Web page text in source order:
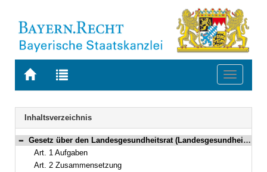
Zur
BAYERN.RECHT
Zur
letzten
Suche
Toggle
Navigation
Inhaltsverzeichnis
Bereich reduzieren
Gesetz über den Landesgesundheitsrat (Landesgesundheitsratsgesetz – LGRG) Vom 24. Juli 2007 (GVBl. S. 496) BayRS 2120-2-G (Art. 1–6)
Art. 1 Aufgaben
Art. 2 Zusammensetzung